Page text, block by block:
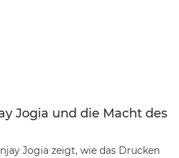
Jogia und die Macht des
Jogia zeigt, wie das Drucken